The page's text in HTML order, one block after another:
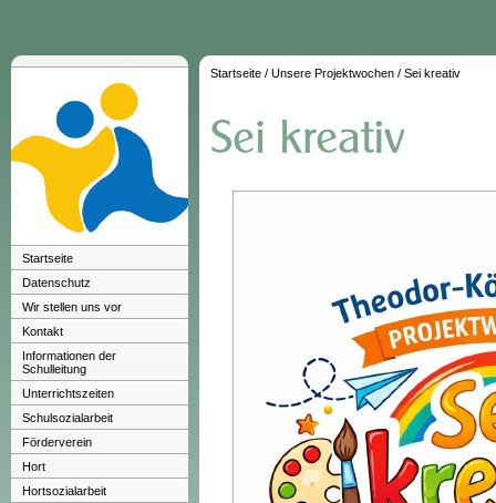
Startseite
Datenschutz
Wir stellen uns vor
Kontakt
Informationen der
Schulleitung
Unterrichtszeiten
Schulsozialarbeit
Förderverein
Hort
Hortsozialarbeit
Startseite / Unsere Projektwochen / Sei kreativ